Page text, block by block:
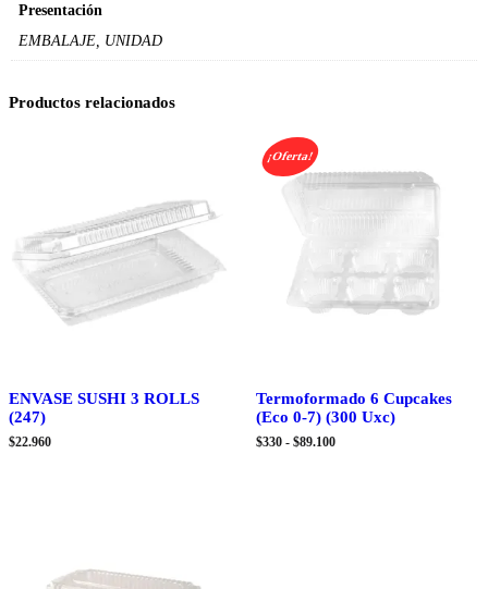
Presentación
EMBALAJE, UNIDAD
Productos relacionados
ENVASE SUSHI 3 ROLLS
(247)
$22.960
¡Oferta!
Termoformado 6 Cupcakes
(Eco 0-7) (300 Uxc)
$330 - $89.100Rango